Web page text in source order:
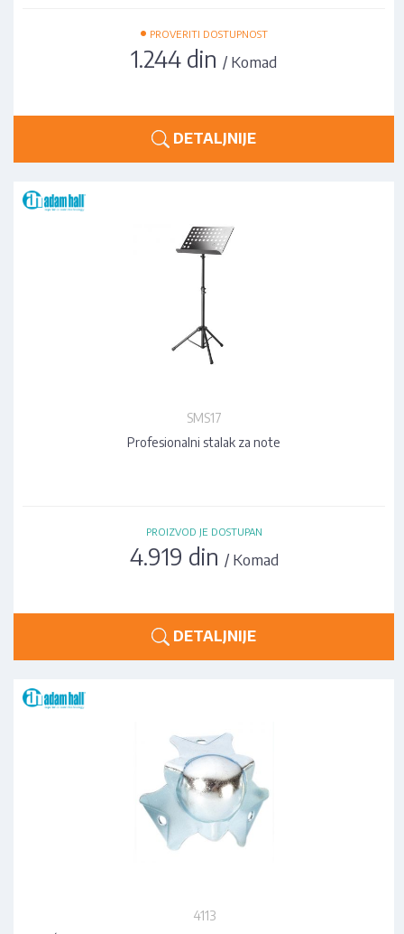
• PROVERITI DOSTUPNOST
1.244 din / Komad
DETALJNIJE
SMS17
Profesionalni stalak za note
PROIZVOD JE DOSTUPAN
4.919 din / Komad
DETALJNIJE
4113